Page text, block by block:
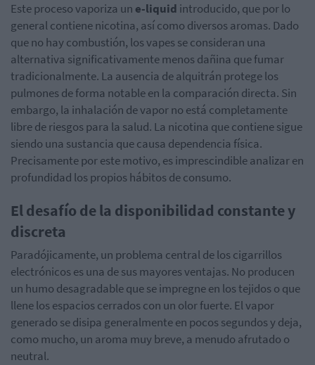
Este proceso vaporiza un e-liquid introducido, que por lo
general contiene nicotina, así como diversos aromas. Dado
que no hay combustión, los vapes se consideran una
alternativa significativamente menos dañina que fumar
tradicionalmente. La ausencia de alquitrán protege los
pulmones de forma notable en la comparación directa. Sin
embargo, la inhalación de vapor no está completamente
libre de riesgos para la salud. La nicotina que contiene sigue
siendo una sustancia que causa dependencia física.
Precisamente por este motivo, es imprescindible analizar en
profundidad los propios hábitos de consumo.
El desafío de la disponibilidad constante y
discreta
Paradójicamente, un problema central de los cigarrillos
electrónicos es una de sus mayores ventajas. No producen
un humo desagradable que se impregne en los tejidos o que
llene los espacios cerrados con un olor fuerte. El vapor
generado se disipa generalmente en pocos segundos y deja,
como mucho, un aroma muy breve, a menudo afrutado o
neutral.